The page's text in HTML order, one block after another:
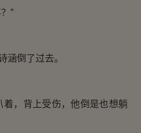
”
倒了过去。
，背上受伤，他倒是也想躺